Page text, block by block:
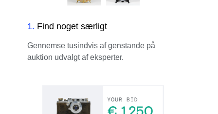
1. Find noget særligt
Gennemse tusindvis af genstande på
auktion udvalgt af eksperter.